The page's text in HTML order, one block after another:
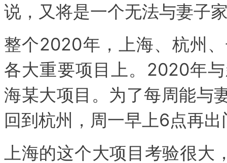
说，又将是一个无法与妻子
整个2020年，上海、杭州
各大重要项目上。2020年
海某大项目。为了每周能与
回到杭州，周一早上6点再
上海的这个大项目考验很大